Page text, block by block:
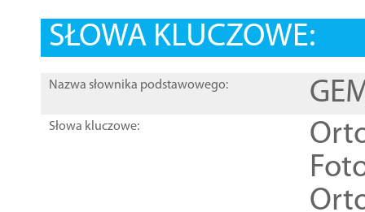
SŁOWA KLUCZOWE:
Nazwa słownika podstawowego:
Słowa kluczowe: